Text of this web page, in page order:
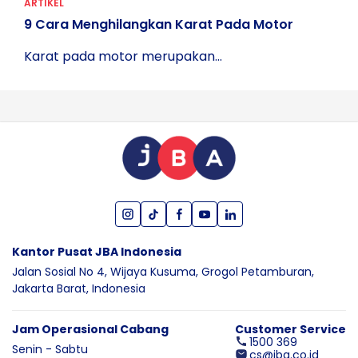
ARTIKEL
9 Cara Menghilangkan Karat Pada Motor
Karat pada motor merupakan...
Kantor Pusat JBA Indonesia
Jalan Sosial No 4, Wijaya Kusuma, Grogol Petamburan,
Jakarta Barat, Indonesia
Jam Operasional Cabang
Senin - Sabtu
Customer Service
1500 369